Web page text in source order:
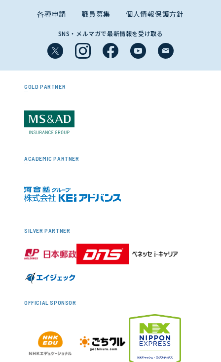
各種申請 職員募集 個人情報保護方針
SNS・メルマガで最新情報を受け取る
GOLD PARTNER
ACADEMIC PARTNER
SILVER PARTNER
OFFICIAL SPONSOR